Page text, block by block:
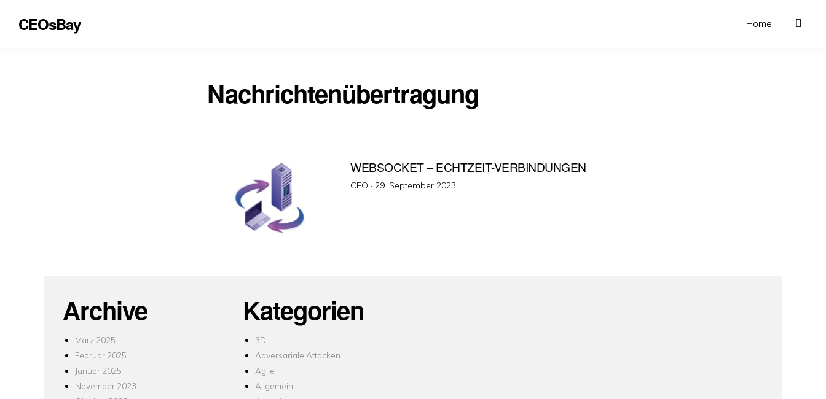
CEOsBay Home
Nachrichtenübertragung
WEBSOCKET – ECHTZEIT-VERBINDUNGEN
CEO · Veröffentlicht
29. September 2023
Archive
März 2025
Februar 2025
Januar 2025
November 2023
Kategorien
3D
Adversariale Attacken
Agile
Allgemein